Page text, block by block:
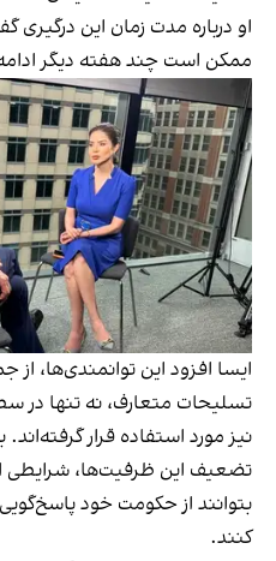
او درباره مدت زمان این
ممکن است چند هفته دیگر
ایسا افزود این توانمندی‌ها،
تسلیحات متعارف، نه تنها در
نیز مورد استفاده قرار
تضعیف این ظرفیت‌ها، شرایطی
بتوانند از حکومت خود
کنند.